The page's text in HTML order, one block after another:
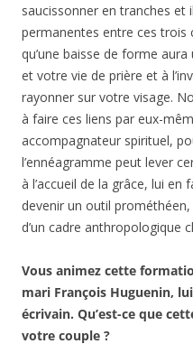
saucissonner en tranches et
permanentes entre ces trois
qu’une baisse de forme
et votre vie de prière et à
rayonner sur votre visage.
à faire ces liens par eux-
accompagnateur spirituel,
l’ennéagramme peut lever
à l’accueil de la grâce, lui en
devenir un outil prométhéen,
d’un cadre anthropologique
Vous animez cette
mari François Huguenin,
écrivain. Qu’est-ce que
votre couple ?